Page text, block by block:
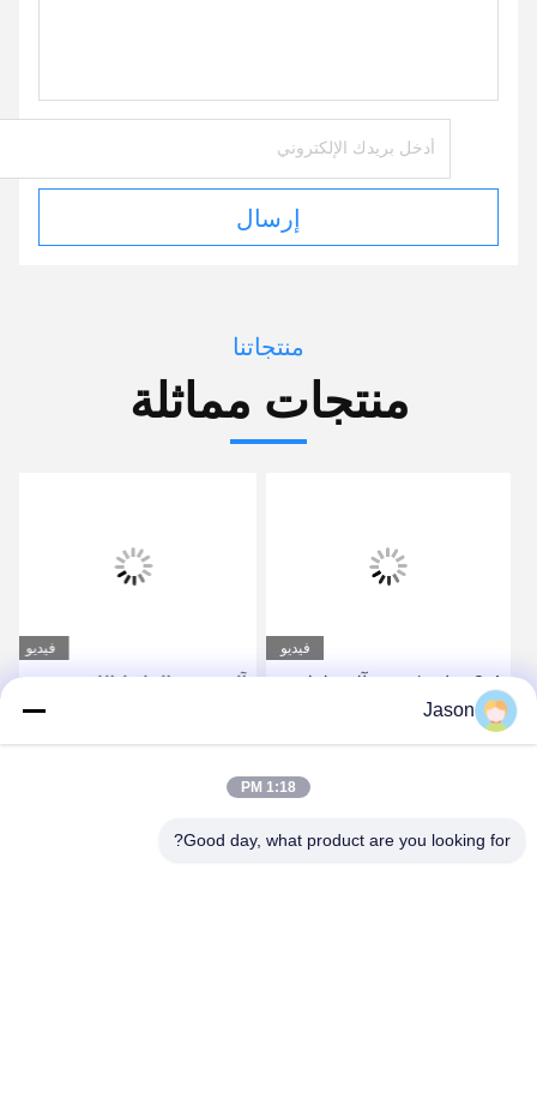
إرسال
منتجاتنا
منتجات مماثلة
فيديو
3-4 دقائق / دفعة آلة خلط
مسحوق الملاط الجاف مصنع
لاصق بلاط السيراميك
فيديو
آلة تصنيع الملاط اللاصق
الملاط الجاف
Jason
1:18 PM
Good day, what product are you looking for?